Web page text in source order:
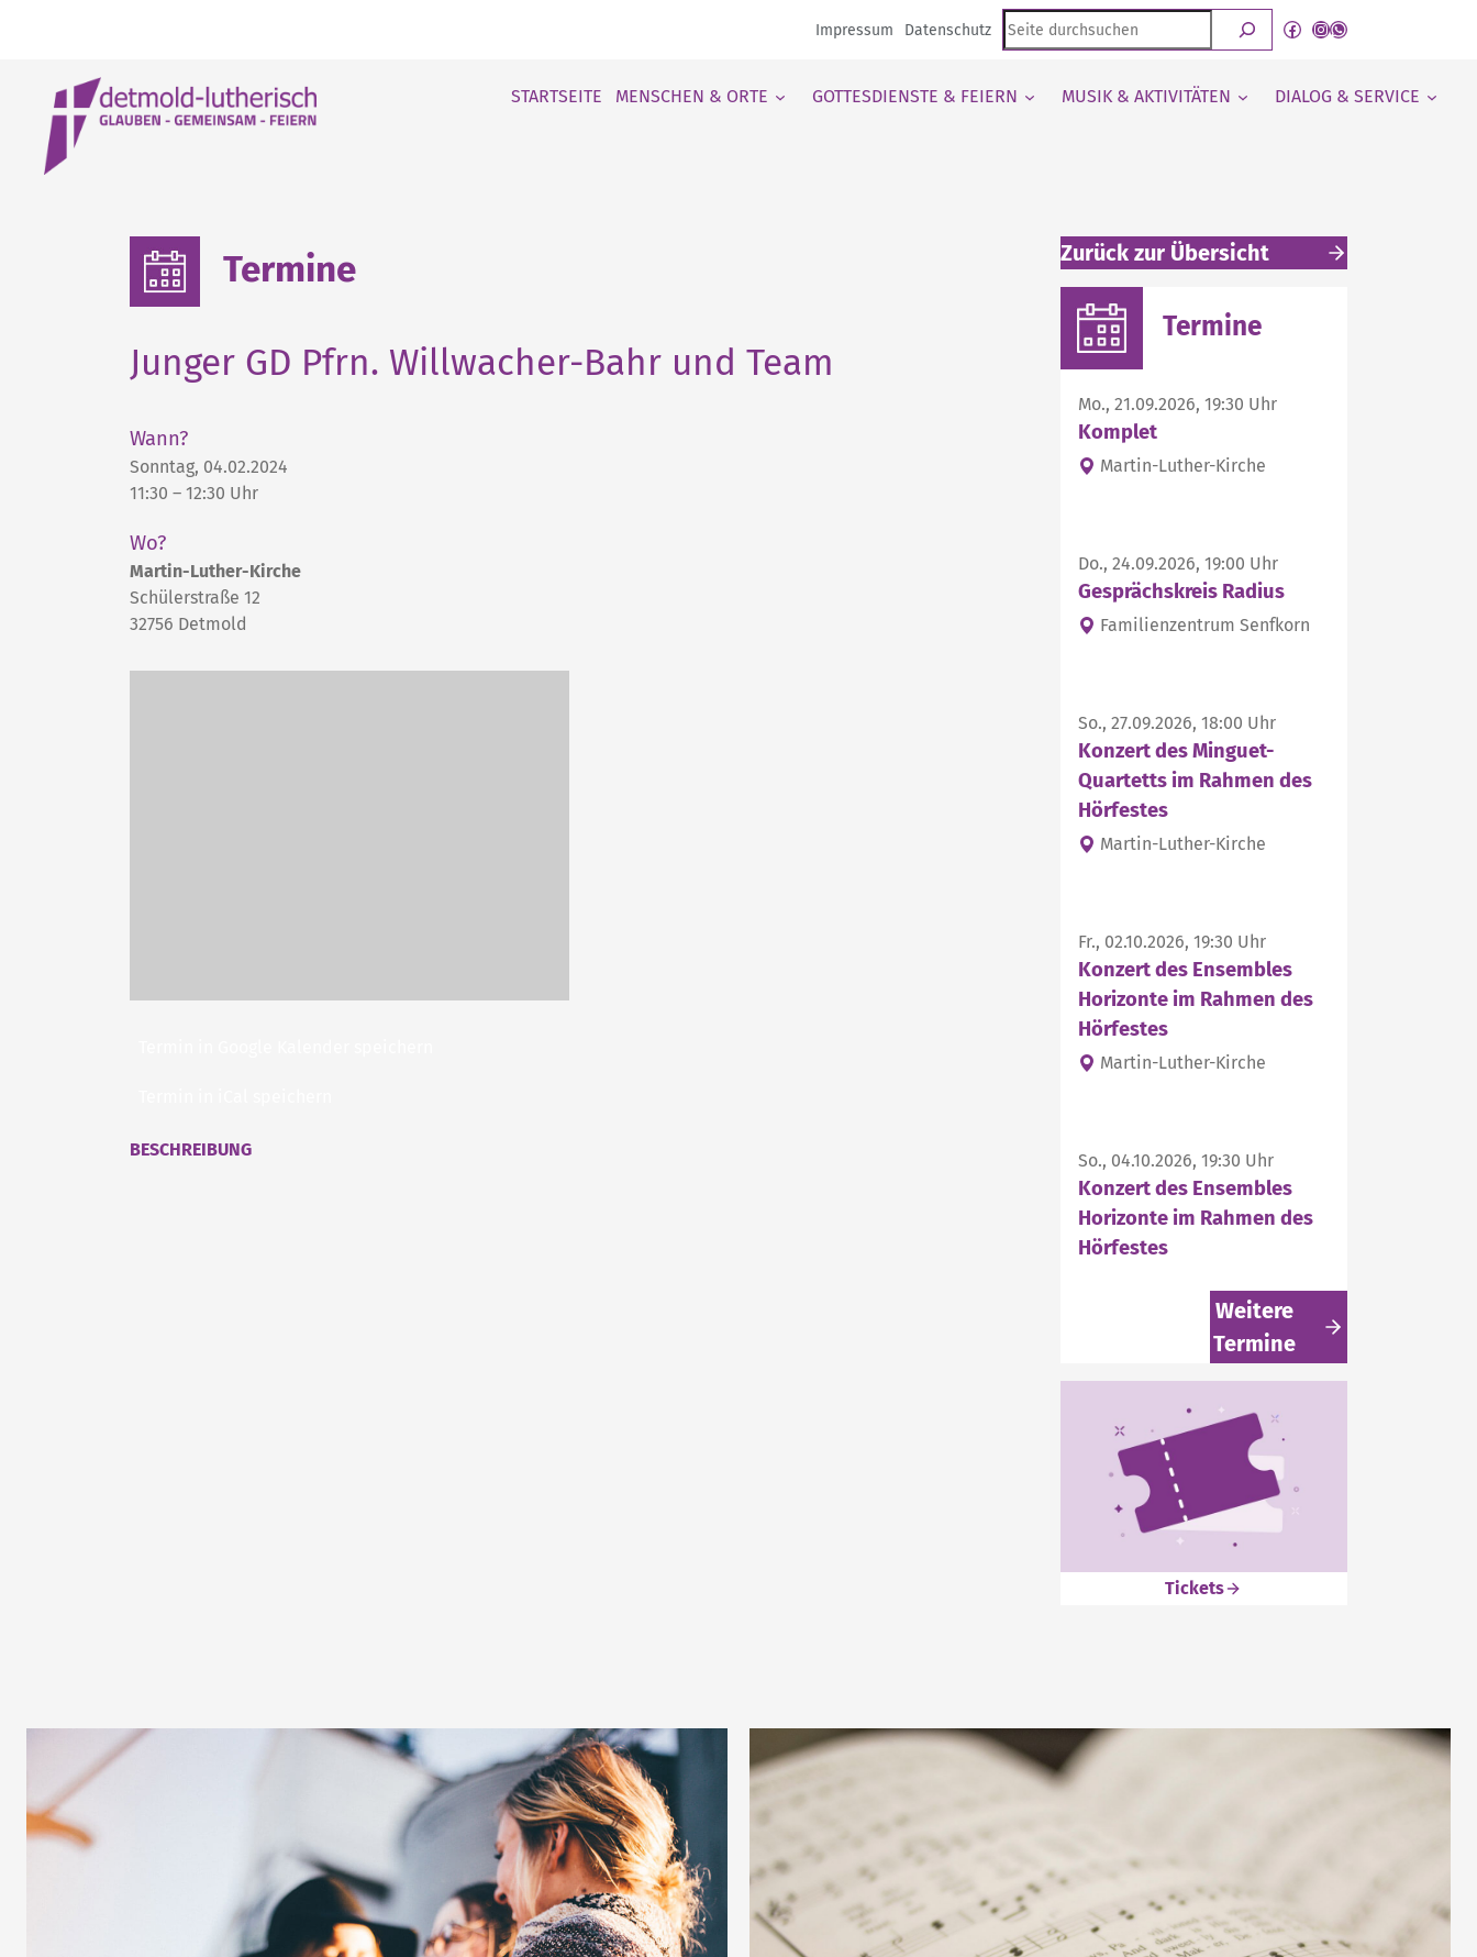
Impressum Datenschutz
Seite
durchsuchen
Facebook
Instagram
WhatsApp Kanal von detmold-lutherisch
STARTSEITE MENSCHEN & ORTE GOTTESDIENSTE & FEIERN MUSIK & AKTIVITÄTEN DIALOG & SERVICE
Termine
Junger GD Pfrn. Willwacher-Bahr und Team
Wann?
Sonntag, 04.02.2024
11:30 – 12:30 Uhr
Wo?
Martin-Luther-Kirche
Schülerstraße 12
32756 Detmold
BESCHREIBUNG
Zurück zur Übersicht
Weitere interessante Inhalte
Termine
Mo., 21.09.2026, 19:30 Uhr
Komplet
Martin-Luther-Kirche
Do., 24.09.2026, 19:00 Uhr
Gesprächskreis Radius
Familienzentrum Senfkorn
So., 27.09.2026, 18:00 Uhr
Konzert des Minguet-
Quartetts im Rahmen des
Hörfestes
Martin-Luther-Kirche
Fr., 02.10.2026, 19:30 Uhr
Konzert des Ensembles
Horizonte im Rahmen des
Hörfestes
Martin-Luther-Kirche
So., 04.10.2026, 19:30 Uhr
Konzert des Ensembles
Horizonte im Rahmen des
Hörfestes
Weitere
Termine
Tickets